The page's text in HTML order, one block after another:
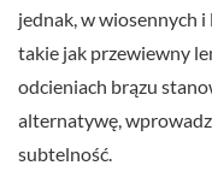
jednak, w wiosennych
takie jak przewiewny
odcieniach brązu
alternatywę,
subtelność.